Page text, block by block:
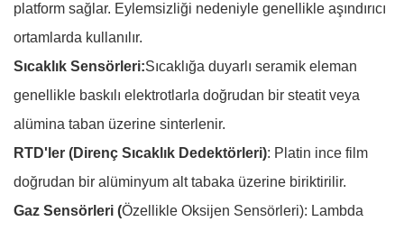
platform sağlar. Eylemsizliği nedeniyle genellikle aşındırıcı
ortamlarda kullanılır.
​​Sıcaklık Sensörleri:Sıcaklığa duyarlı seramik eleman
genellikle baskılı elektrotlarla doğrudan bir steatit veya
alümina taban üzerine sinterlenir.
​​RTD'ler (Direnç Sıcaklık Dedektörleri):​​ Platin ince film
doğrudan bir alüminyum alt tabaka üzerine biriktirilir.
Gaz Sensörleri (Özellikle Oksijen Sensörleri):​​ Lambda